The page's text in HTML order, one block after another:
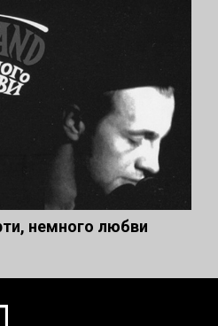
немного любви